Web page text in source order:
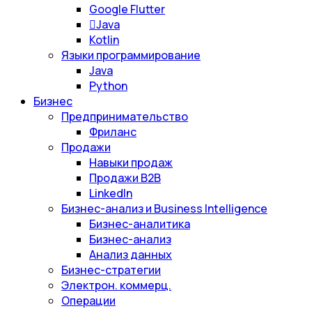
Google Flutter
Java
Kotlin
Языки программирование
Java
Python
Бизнес
Предпринимательство
Фриланс
Продажи
Навыки продаж
Продажи B2B
LinkedIn
Бизнес-анализ и Business Intelligence
Бизнес-аналитика
Бизнес-анализ
Анализ данных
Бизнес-стратегии
Электрон. коммерц.
Операции